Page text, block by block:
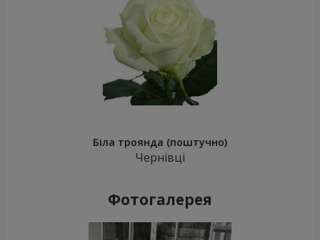
Біла троянда (поштучно)
Чернівці
Фотогалерея